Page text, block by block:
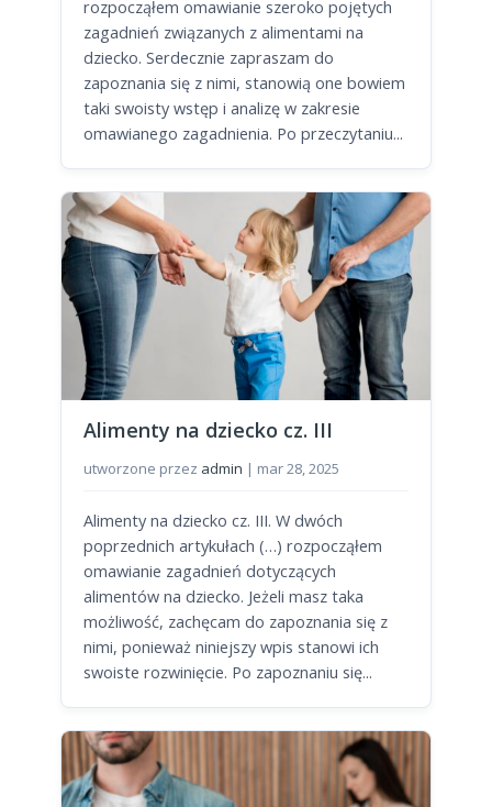
rozpocząłem omawianie szeroko pojętych
zagadnień związanych z alimentami na
dziecko. Serdecznie zapraszam do
zapoznania się z nimi, stanowią one bowiem
taki swoisty wstęp i analizę w zakresie
omawianego zagadnienia. Po przeczytaniu...
Alimenty na dziecko cz. III
utworzone przez admin | mar 28, 2025
Alimenty na dziecko cz. III. W dwóch
poprzednich artykułach (…) rozpocząłem
omawianie zagadnień dotyczących
alimentów na dziecko. Jeżeli masz taka
możliwość, zachęcam do zapoznania się z
nimi, ponieważ niniejszy wpis stanowi ich
swoiste rozwinięcie. Po zapoznaniu się...